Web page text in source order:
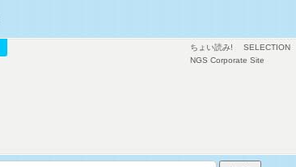
ちょい読み! SELECTION
NGS Corporate Site